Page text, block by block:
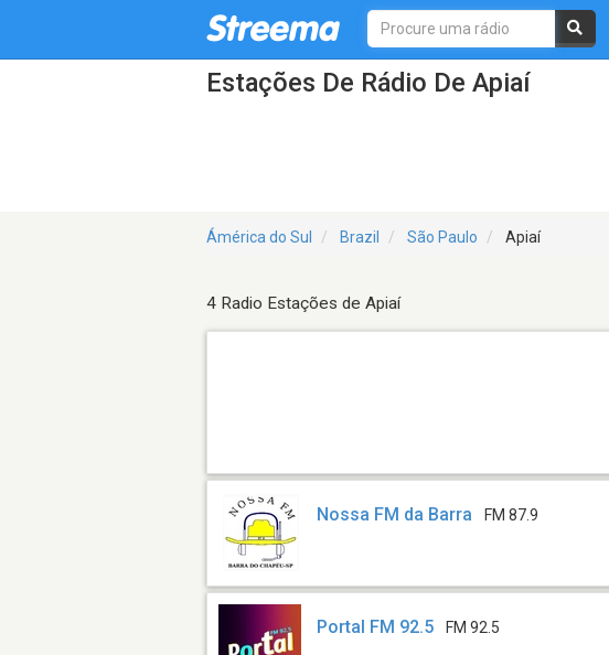
Estações De Rádio De Apiaí
Ámérica do Sul Brazil São Paulo Apiaí
4 Radio Estações de Apiaí
Nossa FM da Barra FM 87.9
Portal FM 92.5 FM 92.5